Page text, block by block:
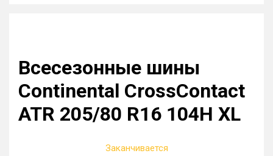
Всесезонные шины
Continental CrossContact
ATR 205/80 R16 104H XL
Заканчивается